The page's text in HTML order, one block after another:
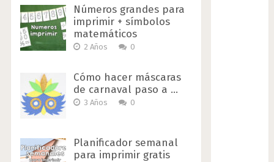
Números grandes para
imprimir + símbolos
matemáticos
2 Años 0
Cómo hacer máscaras
de carnaval paso a …
3 Años 0
Planificador semanal
para imprimir gratis